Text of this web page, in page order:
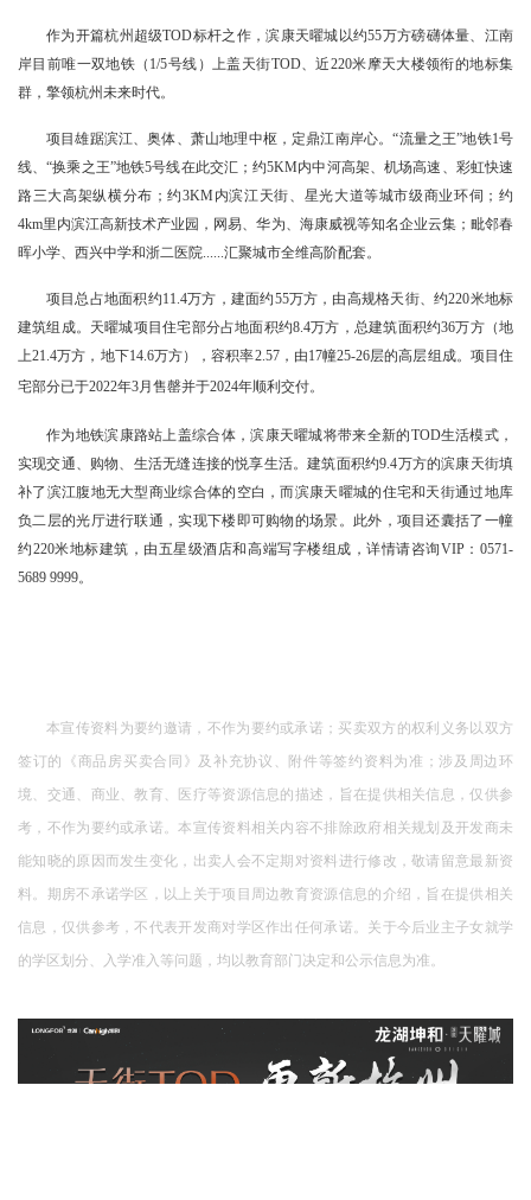
作为开篇杭州超级TOD标杆之作，滨康天曜城以约55万方磅礴体量、江南
岸目前唯一双地铁（1/5号线）上盖天街TOD、近220米摩天大楼领衔的地标集
群，擎领杭州未来时代。
项目雄踞滨江、奥体、萧山地理中枢，定鼎江南岸心。“流量之王”地铁1号
线、“换乘之王”地铁5号线在此交汇；约5KM内中河高架、机场高速、彩虹快速
路三大高架纵横分布；约3KM内滨江天街、星光大道等城市级商业环伺；约
4km里内滨江高新技术产业园，网易、华为、海康威视等知名企业云集；毗邻春
晖小学、西兴中学和浙二医院......汇聚城市全维高阶配套。
项目总占地面积约11.4万方，建面约55万方，由高规格天街、约220米地标
建筑组成。天曜城项目住宅部分占地面积约8.4万方，总建筑面积约36万方（地
上21.4万方，地下14.6万方），容积率2.57，由17幢25-26层的高层组成。项目住
宅部分已于2022年3月 售罄并于2024年顺利交付。
作为地铁滨康路站上盖综合体，滨康天曜城将带来全新的TOD生活模式，
实现交通、购物、生活无缝连接的悦享生活。建筑面积约9.4万方的滨康天街填
补了滨江腹地无大型商业综合体的空白，而滨康天曜城的住宅和天街通过地库
负二层的光厅进行联通，实现下楼即可购物的场景。此外，项目还囊括了一幢
约220米地标建筑，由五星级酒店和高端写字楼组成，详情请咨询VIP：0571-
5689 9999。
本宣传资料为要约邀请，不作为要约或承诺；买卖双方的权利义务以双方
签订的《商品房买卖合同》及补充协议、附件等签约资料为准；涉及周边环
境、交通、商业、教育、医疗等资源信息的描述，旨在提供相关信息，仅供参
考，不作为要约或承诺。本宣传资料相关内容不排除政府相关规划及开发商未
能知晓的原因而发生变化，出卖人会不定期对资料进行修改，敬请留意最新资
料。期房不承诺学区，以上关于项目周边教育资源信息的介绍，旨在提供相关
信息，仅供参考，不代表开发商对学区作出任何承诺。关于今后业主子女就学
的学区划分、入学准入等问题，均以教育部门决定和公示信息为准。